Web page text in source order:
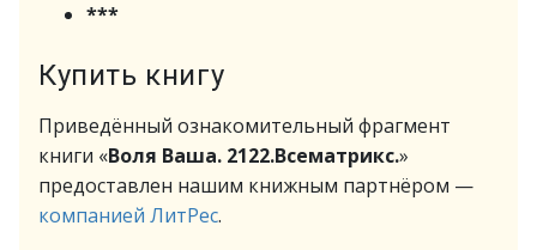
***
Купить книгу
Приведённый ознакомительный фрагмент
книги «Воля Ваша. 2122.Всематрикс.»
предоставлен нашим книжным партнёром —
компанией ЛитРес.